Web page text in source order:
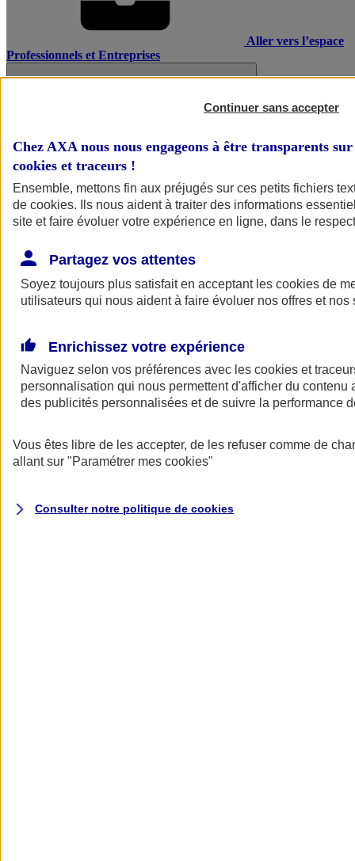
Aller vers l’espace
Professionnels et Entreprises
AXA Assurance
Continuer sans accepter
Chez AXA nous nous engageons à être transparents
cookies et traceurs !
Ensemble, mettons fin aux préjugés sur ces petits fichiers
de cookies. Ils nous aident à traiter des informations
site et faire évoluer votre expérience en ligne, dans le
Partagez vos attentes
Soyez toujours plus satisfait en acceptant les cookies de
utilisateurs qui nous aident à faire évoluer nos offres et nos
Enrichissez votre expérience
Naviguez selon vos préférences avec les cookies et
personnalisation qui nous permettent d'afficher du contenu
des publicités personnalisées et de suivre la performance
Vous êtes libre de les accepter, de les refuser comme de
allant sur "Paramétrer mes cookies"
Consulter notre politique de cookies